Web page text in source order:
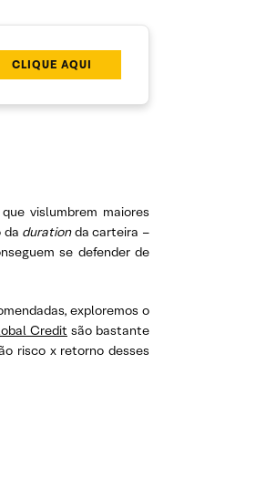
CLIQUE AQUI
vislumbrem maiores
da durationda carteira –
se defender de
exploremos o
Credit são bastante
risco x retorno desses